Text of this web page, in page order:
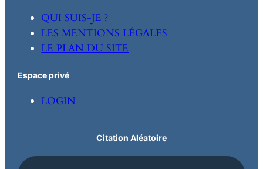
QUI SUIS-JE ?
LES MENTIONS LÉGALES
LE PLAN DU SITE
Espace privé
LOGIN
Citation Aléatoire